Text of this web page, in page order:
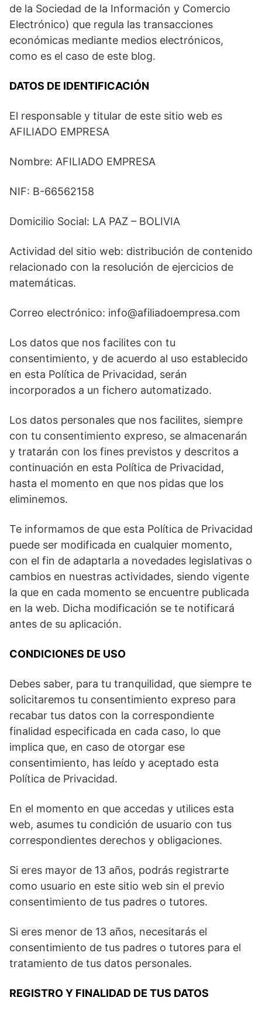
de la Sociedad de la Información y Comercio
Electrónico) que regula las transacciones
económicas mediante medios electrónicos,
como es el caso de este blog.
DATOS DE IDENTIFICACIÓN
El responsable y titular de este sitio web es
AFILIADO EMPRESA
Nombre: AFILIADO EMPRESA
NIF: B-66562158
Domicilio Social: LA PAZ – BOLIVIA
Actividad del sitio web: distribución de contenido
relacionado con la resolución de ejercicios de
matemáticas.
Correo electrónico: info@afiliadoempresa.com
Los datos que nos facilites con tu
consentimiento, y de acuerdo al uso establecido
en esta Política de Privacidad, serán
incorporados a un fichero automatizado.
Los datos personales que nos facilites, siempre
con tu consentimiento expreso, se almacenarán
y tratarán con los fines previstos y descritos a
continuación en esta Política de Privacidad,
hasta el momento en que nos pidas que los
eliminemos.
Te informamos de que esta Política de Privacidad
puede ser modificada en cualquier momento,
con el fin de adaptarla a novedades legislativas o
cambios en nuestras actividades, siendo vigente
la que en cada momento se encuentre publicada
en la web. Dicha modificación se te notificará
antes de su aplicación.
CONDICIONES DE USO
Debes saber, para tu tranquilidad, que siempre te
solicitaremos tu consentimiento expreso para
recabar tus datos con la correspondiente
finalidad especificada en cada caso, lo que
implica que, en caso de otorgar ese
consentimiento, has leído y aceptado esta
Política de Privacidad.
En el momento en que accedas y utilices esta
web, asumes tu condición de usuario con tus
correspondientes derechos y obligaciones.
Si eres mayor de 13 años, podrás registrarte
como usuario en este sitio web sin el previo
consentimiento de tus padres o tutores.
Si eres menor de 13 años, necesitarás el
consentimiento de tus padres o tutores para el
tratamiento de tus datos personales.
REGISTRO Y FINALIDAD DE TUS DATOS